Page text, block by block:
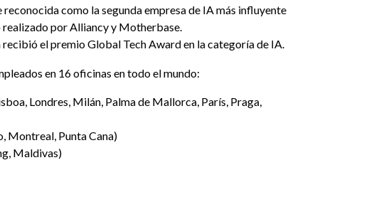
como la segunda empresa de IA más influyente
realizado por Alliancy y Motherbase.
el premio Global Tech Award en la categoría de IA.
en 16 oficinas en todo el mundo:
Londres, Milán, Palma de Mallorca, París, Praga,
Montreal, Punta Cana)
Maldivas)